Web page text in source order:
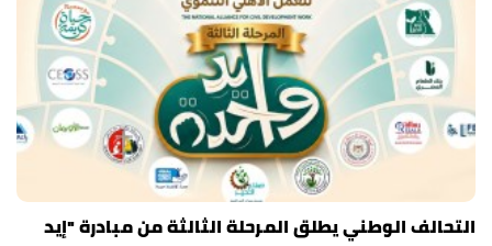
التحالف الوطني يطلق المرحلة الثالثة من مبادرة "إيد